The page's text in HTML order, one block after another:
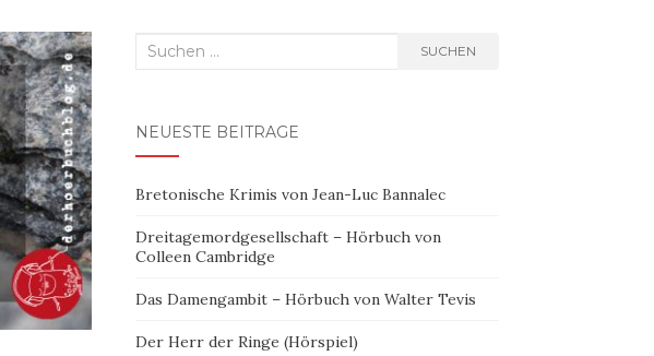
Suchen
SUCHEN
NEUESTE BEITRÄGE
Bretonische Krimis von Jean-Luc Bannalec
Dreitagemordgesellschaft – Hörbuch von
Colleen Cambridge
Das Damengambit – Hörbuch von Walter Tevis
Der Herr der Ringe (Hörspiel)